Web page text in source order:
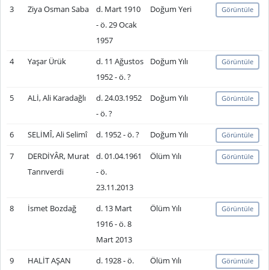
3 Ziya Osman Saba
d. Mart 1910
- ö. 29 Ocak
1957
Doğum Yeri Görüntüle
4 Yaşar Ürük
d. 11 Ağustos
1952 - ö. ?
Doğum Yılı Görüntüle
5 ALİ, Ali Karadağlı
d. 24.03.1952
- ö. ?
Doğum Yılı Görüntüle
6 SELİMÎ, Ali Selimî d. 1952 - ö. ? Doğum Yılı Görüntüle
7
DERDİYÂR, Murat
Tanrıverdi
d. 01.04.1961
- ö.
23.11.2013
Ölüm Yılı Görüntüle
8 İsmet Bozdağ
d. 13 Mart
1916 - ö. 8
Mart 2013
Ölüm Yılı Görüntüle
9 HALİT AŞAN
d. 1928 - ö.
Ölüm Yılı Görüntüle